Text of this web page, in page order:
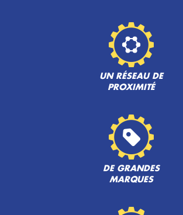
UN RÉSEAU DE
PROXIMITÉ
DE GRANDES
MARQUES